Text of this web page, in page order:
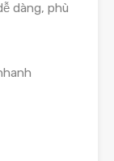
dàng, phù